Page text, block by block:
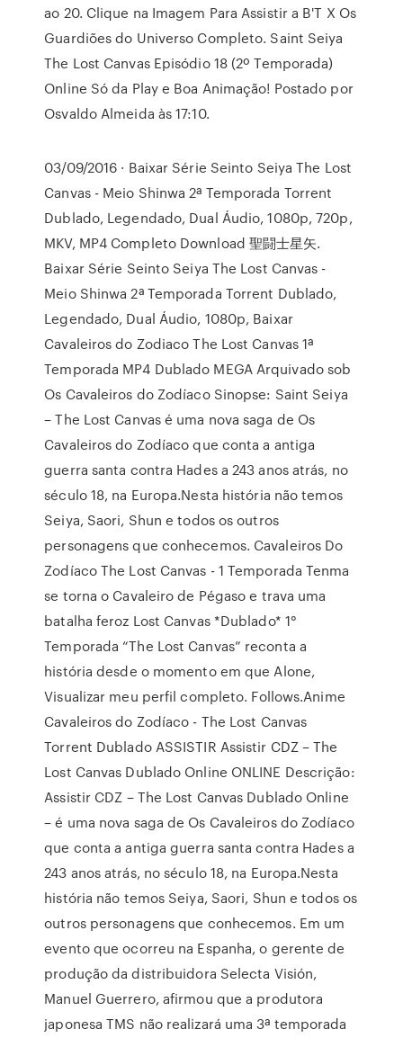
ao 20. Clique na Imagem Para Assistir a B'T X Os
Guardiões do Universo Completo. Saint Seiya
The Lost Canvas Episódio 18 (2º Temporada)
Online Só da Play e Boa Animação! Postado por
Osvaldo Almeida às 17:10.
03/09/2016 · Baixar Série Seinto Seiya The Lost
Canvas - Meio Shinwa 2ª Temporada Torrent
Dublado, Legendado, Dual Áudio, 1080p, 720p,
MKV, MP4 Completo Download 聖闘士星矢.
Baixar Série Seinto Seiya The Lost Canvas -
Meio Shinwa 2ª Temporada Torrent Dublado,
Legendado, Dual Áudio, 1080p, Baixar
Cavaleiros do Zodiaco The Lost Canvas 1ª
Temporada MP4 Dublado MEGA Arquivado sob
Os Cavaleiros do Zodíaco Sinopse: Saint Seiya
– The Lost Canvas é uma nova saga de Os
Cavaleiros do Zodíaco que conta a antiga
guerra santa contra Hades a 243 anos atrás, no
século 18, na Europa.Nesta história não temos
Seiya, Saori, Shun e todos os outros
personagens que conhecemos. Cavaleiros Do
Zodíaco The Lost Canvas - 1 Temporada Tenma
se torna o Cavaleiro de Pégaso e trava uma
batalha feroz Lost Canvas *Dublado* 1°
Temporada “The Lost Canvas” reconta a
história desde o momento em que Alone,
Visualizar meu perfil completo. Follows.Anime
Cavaleiros do Zodíaco - The Lost Canvas
Torrent Dublado ASSISTIR Assistir CDZ – The
Lost Canvas Dublado Online ONLINE Descrição:
Assistir CDZ – The Lost Canvas Dublado Online
– é uma nova saga de Os Cavaleiros do Zodíaco
que conta a antiga guerra santa contra Hades a
243 anos atrás, no século 18, na Europa.Nesta
história não temos Seiya, Saori, Shun e todos os
outros personagens que conhecemos. Em um
evento que ocorreu na Espanha, o gerente de
produção da distribuidora Selecta Visión,
Manuel Guerrero, afirmou que a produtora
japonesa TMS não realizará uma 3ª temporada